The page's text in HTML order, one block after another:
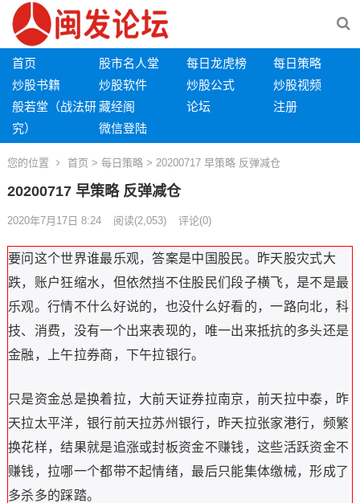
首页 股市名人堂 每日龙虎榜
每日策略
炒股书籍
炒股软件 炒股公式
炒股视频
般若堂（战法研
究）
藏经阁 论坛
注册
微信登陆
您的位置 首页 > 每日策略 > 20200717 早策略 反弹减仓
20200717 早策略 反弹减仓
2020年7月17日 8:24 阅读(2,053) 评论(0)
要问这个世界谁最乐观，答案是中国股民。昨天股灾式大
跌，账户狂缩水，但依然挡不住股民们段子横飞，是不是最
乐观。行情不什么好说的，也没什么好看的，一路向北，科
技、消费，没有一个出来表现的，唯一出来抵抗的多头还是
金融，上午拉券商，下午拉银行。
只是资金总是换着拉，大前天证券拉南京，前天拉中泰，昨
天拉太平洋，银行前天拉苏州银行，昨天拉张家港行，频繁
换花样，结果就是追涨或封板资金不赚钱，这些活跃资金不
赚钱，拉哪一个都带不起情绪，最后只能集体缴械，形成了
多杀多的踩踏。